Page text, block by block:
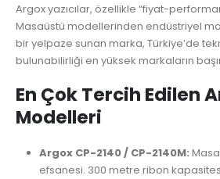
Argox yazıcılar, özellikle “fiyat-
Masaüstü modellerinden endüstriyel
bir yelpaze sunan marka, Türkiye’de
bulunabilirliği en yüksek markaların
En Çok Tercih Edilen
Modelleri
Argox CP-2140 / CP-2140M:
efsanesi. 300 metre ribon